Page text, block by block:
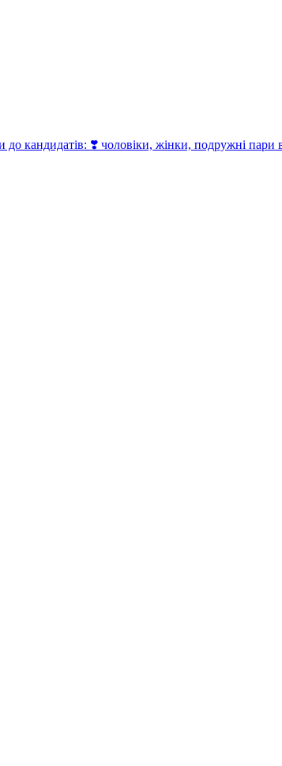
❣️ чоловіки, жінки, подружні пари